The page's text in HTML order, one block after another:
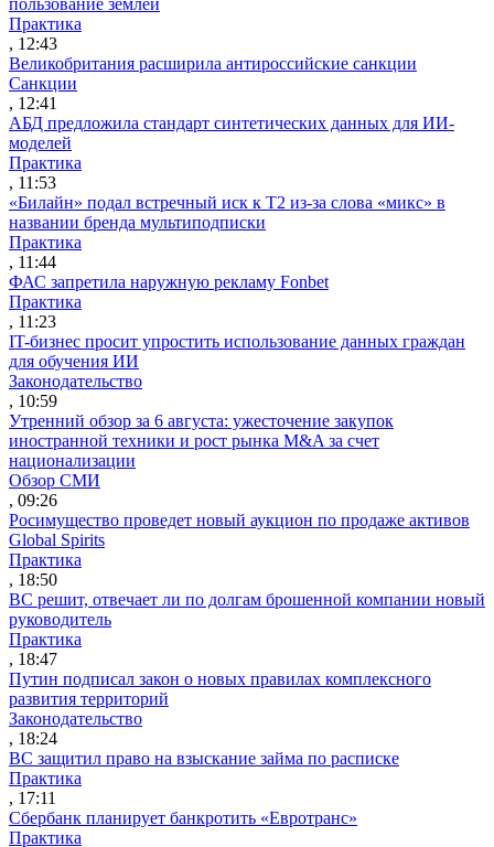
Практика
, 12:43
Великобритания расширила антироссийские санкции
Санкции
, 12:41
АБД предложила стандарт синтетических данных для ИИ-
моделей
Практика
, 11:53
«Билайн» подал встречный иск к Т2 из-за слова «микс» в
названии бренда мультиподписки
Практика
, 11:44
ФАС запретила наружную рекламу Fonbet
Практика
, 11:23
IT-бизнес просит упростить использование данных граждан
для обучения ИИ
Законодательство
, 10:59
Утренний обзор за 6 августа: ужесточение закупок
иностранной техники и рост рынка M&A за счет
национализации
Обзор СМИ
, 09:26
Росимущество проведет новый аукцион по продаже активов
Global Spirits
Практика
, 18:50
ВС решит, отвечает ли по долгам брошенной компании новый
руководитель
Практика
, 18:47
Путин подписал закон о новых правилах комплексного
развития территорий
Законодательство
, 18:24
ВС защитил право на взыскание займа по расписке
Практика
, 17:11
Сбербанк планирует банкротить «Евротранс»
Практика